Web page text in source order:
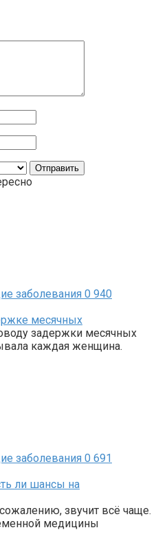
заболевания 0 940
месячных
задержки месячных
каждая женщина.
заболевания 0 691
ли шансы на
звучит всё чаще.
медицины